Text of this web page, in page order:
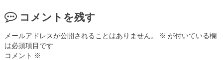
コメントを残す
メールアドレスが公開されることはありません。 ※ が付いている欄
は必須項目です
コメント ※